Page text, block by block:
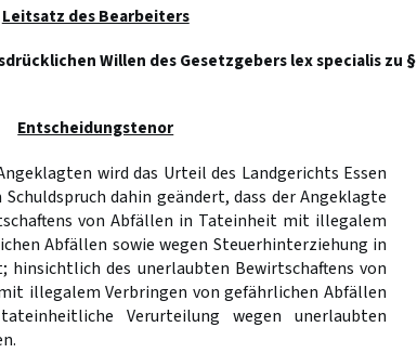
Leitsatz des Bearbeiters
Willen des Gesetzgebers lex specialis zu §
Entscheidungstenor
wird das Urteil des Landgerichts Essen
Schuldspruch dahin geändert, dass der Angeklagte
von Abfällen in Tateinheit mit illegalem
Abfällen sowie wegen Steuerhinterziehung in
hinsichtlich des unerlaubten Bewirtschaftens von
illegalem Verbringen von gefährlichen Abfällen
Verurteilung wegen unerlaubten